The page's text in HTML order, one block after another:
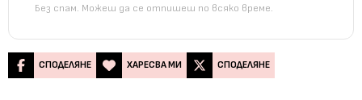
Без спам. Можеш да се отпишеш по всяко време.
СПОДЕЛЯНЕ ХАРЕСВА МИ СПОДЕЛЯНЕ